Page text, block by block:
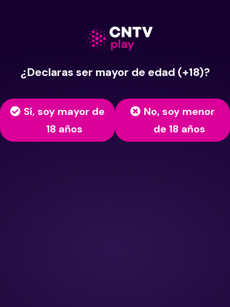
¿Declaras ser mayor de edad (+18)?
Sí, soy mayor de
18 años
No, soy menor
de 18 años